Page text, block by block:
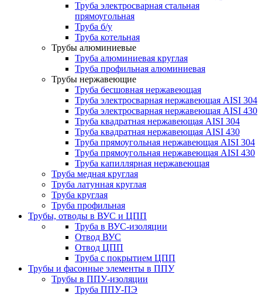
Труба электросварная стальная
прямоугольная
Труба б/у
Труба котельная
Трубы алюминиевые
Труба алюминиевая круглая
Труба профильная алюминиевая
Трубы нержавеющие
Труба бесшовная нержавеющая
Труба электросварная нержавеющая AISI 304
Труба электросварная нержавеющая AISI 430
Труба квадратная нержавеющая AISI 304
Труба квадратная нержавеющая AISI 430
Труба прямоугольная нержавеющая AISI 304
Труба прямоугольная нержавеющая AISI 430
Труба капиллярная нержавеющая
Труба медная круглая
Труба латунная круглая
Труба круглая
Труба профильная
Трубы, отводы в ВУС и ЦПП
Труба в ВУС-изоляции
Отвод ВУС
Отвод ЦПП
Труба с покрытием ЦПП
Трубы и фасонные элементы в ППУ
Трубы в ППУ-изоляции
Труба ППУ-ПЭ